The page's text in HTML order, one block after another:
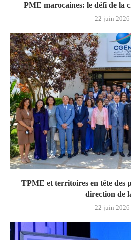
PME marocaines: le défi de la
22 juin 2026
TPME et territoires en tête des
direction de
22 juin 2026